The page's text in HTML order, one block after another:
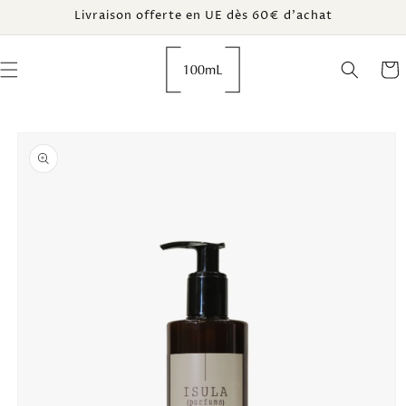
au
Livraison offerte en UE dès 60€ d’achat
informations
produits